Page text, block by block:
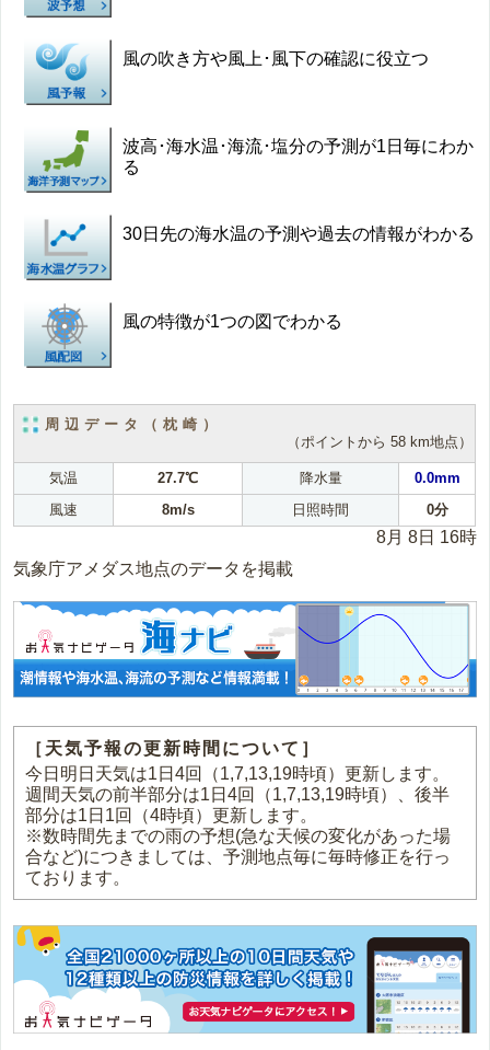
風の吹き方や風上･風下の確認に役立つ
波高･海水温･海流･塩分の予測が1日毎にわか
る
30日先の海水温の予測や過去の情報がわかる
風の特徴が1つの図でわかる
周辺データ（枕崎）
（ポイントから 58 km地点）
気温 27.7℃ 降水量
0.0mm
風速
8m/s 日照時間 0分
8月 8日 16時
気象庁アメダス地点のデータを掲載
［天気予報の更新時間について］
今日明日天気は1日4回（1,7,13,19時頃）更新します。
週間天気の前半部分は1日4回（1,7,13,19時頃）、後半
部分は1日1回（4時頃）更新します。
※数時間先までの雨の予想(急な天候の変化があった場
合など)につきましては、予測地点毎に毎時修正を行っ
ております。